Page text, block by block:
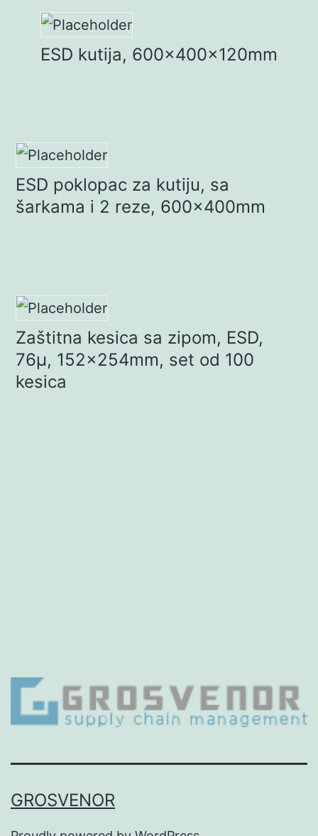
ESD kutija, 600x400x120mm
ESD poklopac za kutiju, sa
šarkama i 2 reze, 600x400mm
Zaštitna kesica sa zipom, ESD,
76µ, 152x254mm, set od 100
kesica
GROSVENOR